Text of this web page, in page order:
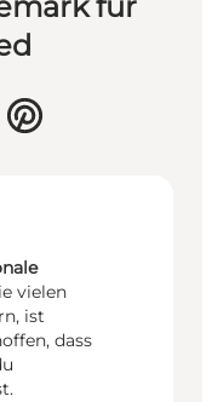
vielen
ist
dass